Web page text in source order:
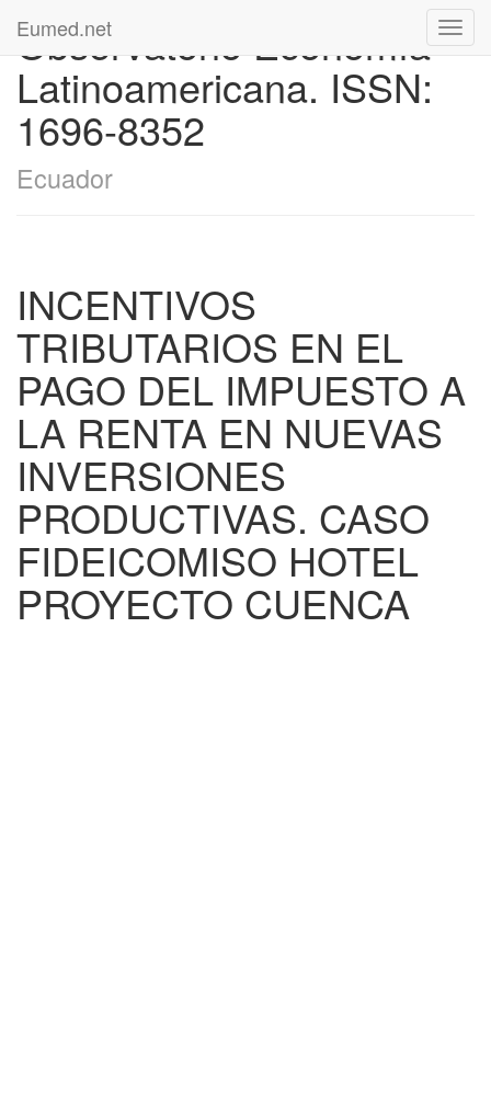
Eumed.net
Observatorio Economía
Latinoamericana. ISSN:
1696-8352
Ecuador
INCENTIVOS
TRIBUTARIOS EN EL
PAGO DEL IMPUESTO A
LA RENTA EN NUEVAS
INVERSIONES
PRODUCTIVAS. CASO
FIDEICOMISO HOTEL
PROYECTO CUENCA